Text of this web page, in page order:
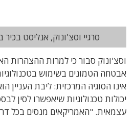
סרגיי וסצ'ונוק, אנליסט
וסצ'ונוק סבור כי למרות ההצהרות
אבטחה הטמונים בשימוש
אינו הסוגיה המרכזית: ליבת העניין
יכולות טכנולוגיות שיאפשרו לסין
עצמאית. "האמריקאים מנסים בכל